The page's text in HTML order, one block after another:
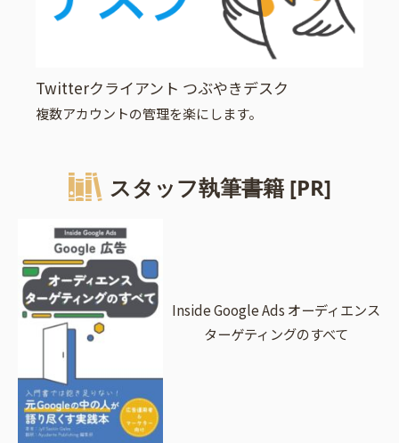
Twitterクライアント つぶやきデスク
複数アカウントの管理を楽にします。
スタッフ執筆書籍 [PR]
Inside Google Ads オーディエンス
ターゲティングのすべて